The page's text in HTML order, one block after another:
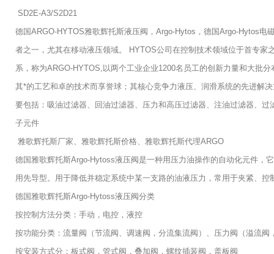
SD2E-A3/S2D21
德国ARGO-HYTOS雅歌辉托斯液压阀，Argo-Hytos，德国Argo-Hytos
者之一，尤其在移动液压领域。 HYTOS公司在控制技术领域位于首专
系，称为ARGO-HYTOS,以两个工业企业1200名员工的创新力量和大批
其*的工艺和卓的技术而享誉球；其核心竞争力液压、润滑系统的先进解
要包括：吸油过滤器、回油过滤器、压力和高压过滤器、注油过滤器、
子元件
雅歌辉托斯厂家、雅歌辉托斯价格、雅歌辉托斯代理ARGO
德国雅歌辉托斯Argo-Hytoss液压阀是一种用压力油操作的自动化元件，
用先导型。用于降低并稳定系统中某一支路的油液压力，常用于夹紧、
德国雅歌辉托斯Argo-Hytoss液压阀分类
按控制方法分类：手动，电控，液控
按功能分类：流量阀（节流阀、调速阀，分流集流阀）、压力阀（溢流
按安装方式分：板式阀，管式阀，叠加阀，螺纹插装阀，盖板阀